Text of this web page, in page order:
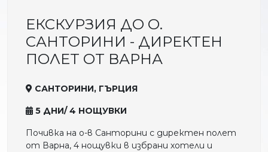
ЕКСКУРЗИЯ ДО О.
САНТОРИНИ - ДИРЕКТЕН
ПОЛЕТ ОТ ВАРНА
САНТОРИНИ, ГЪРЦИЯ
5 ДНИ/ 4 НОЩУВКИ
Почивка на о-в Санторини с директен полет
от Варна, 4 нощувки в избрани хотели и